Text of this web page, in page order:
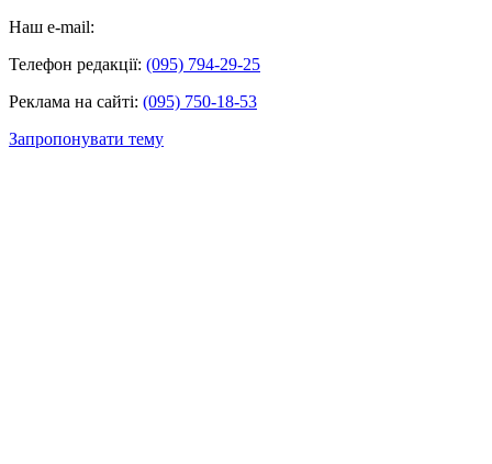
Наш e-mail:
Телефон редакції: (095) 794-29-25
Реклама на сайті: (095) 750-18-53
Запропонувати тему